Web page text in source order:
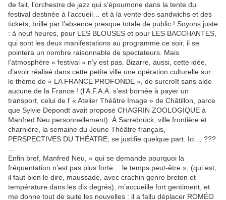
de fait, l’orchestre de jazz qui s’époumone dans la tente du
festival destinée à l’accueil… et à la vente des sandwichs et des
tickets, brille par l’absence presque totale de public ! Soyons juste
: à neuf heures, pour LES BLOUSES et pour LES BACCHANTES,
qui sont les deux manifestations au programme ce soir, il se
pointera un nombre raisonnable de spectateurs. Mais
l’atmosphère « festival » n’y est pas. Bizarre, aussi, cette idée,
d’avoir réalisé dans cette petite ville une opération culturelle sur
le thème de « LA FRANCE PROFONDE », de surcroît sans aide
aucune de la France ! (l’A.F.A.A. s’est bornée à payer un
transport, celui de l’ « Atelier Théâtre Image » de Châtillon, parce
que Sylvie Depondt avait proposé CHAGRIN ZOOLOGIQUE à
Manfred Neu personnellement). À Sarrebrück, ville frontière et
charnière, la semaine du Jeune Théâtre français,
PERSPECTIVES DU THÉATRE, se justifie quelque part. Ici… ???
Enfin bref, Manfred Neu, « qui se demande pourquoi la
fréquentation n’est pas plus forte… le temps peut-être », (qui est,
il faut bien le dire, maussade, avec crachin genre breton et
température dans les dix degrés), m’accueille fort gentiment, et
me donne tout de suite les nouvelles : il a fallu déplacer ROMÉO